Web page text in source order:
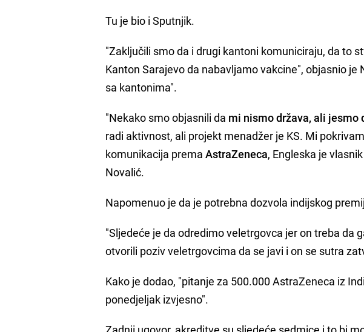
Tu je bio i Sputnjik.
"Zaključili smo da i drugi kantoni komuniciraju, da to
Kanton Sarajevo da nabavljamo vakcine", objasnio
sa kantonima".
"Nekako smo objasnili da mi nismo država, ali jesmo
radi aktivnost, ali projekt menadžer je KS. Mi
komunikacija premaAstraZeneca, Engleska je
Novalić.
Napomenuo je da je potrebna dozvola indijskog
"Sljedeće je da odredimo veletrgovca jer on treba da
otvorili poziv veletrgovcima da se javi i on se sutra
Kako je dodao, "pitanje za 500.000 AstraZeneca iz
ponedjeljak izvjesno".